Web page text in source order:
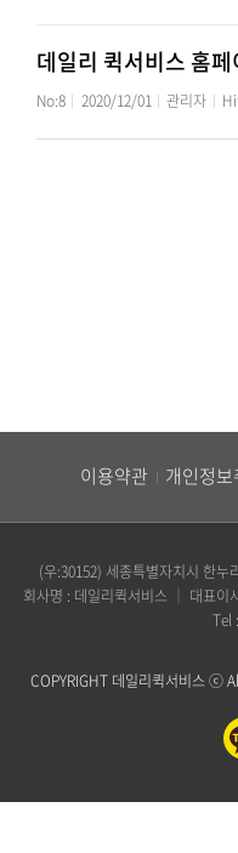
데일리 퀵서비스 홈
No:8 2020/12/01 관리자
이용약관 개인정
(우:30152) 세종특별자치시 한누
회사명 : 데일리퀵서비스
대표이
Tel :
COPYRIGHT 데일리퀵서비스 ⓒ